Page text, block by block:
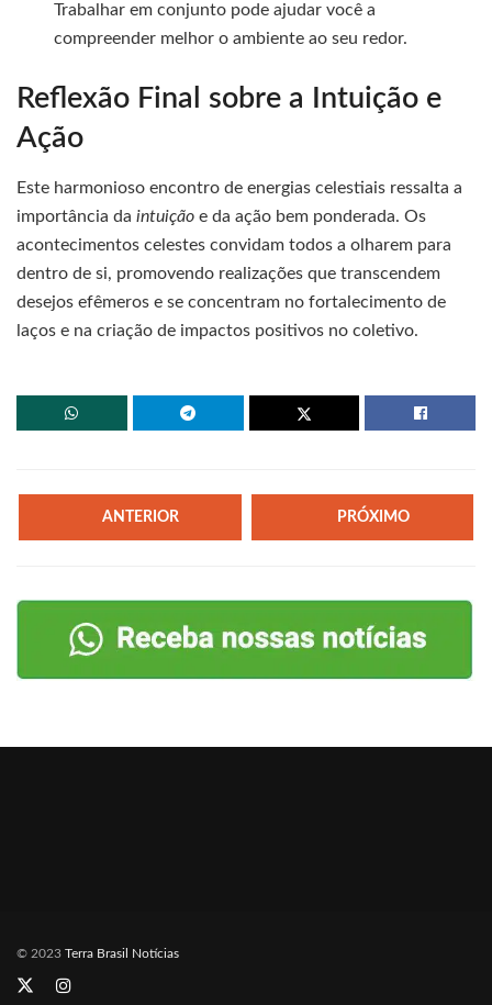
Trabalhar em conjunto pode ajudar você a
compreender melhor o ambiente ao seu redor.
Reflexão Final sobre a Intuição e
Ação
Este harmonioso encontro de energias celestiais ressalta a
importância da intuição e da ação bem ponderada. Os
acontecimentos celestes convidam todos a olharem para
dentro de si, promovendo realizações que transcendem
desejos efêmeros e se concentram no fortalecimento de
laços e na criação de impactos positivos no coletivo.
ANTERIOR PRÓXIMO
© 2023 Terra Brasil Notícias